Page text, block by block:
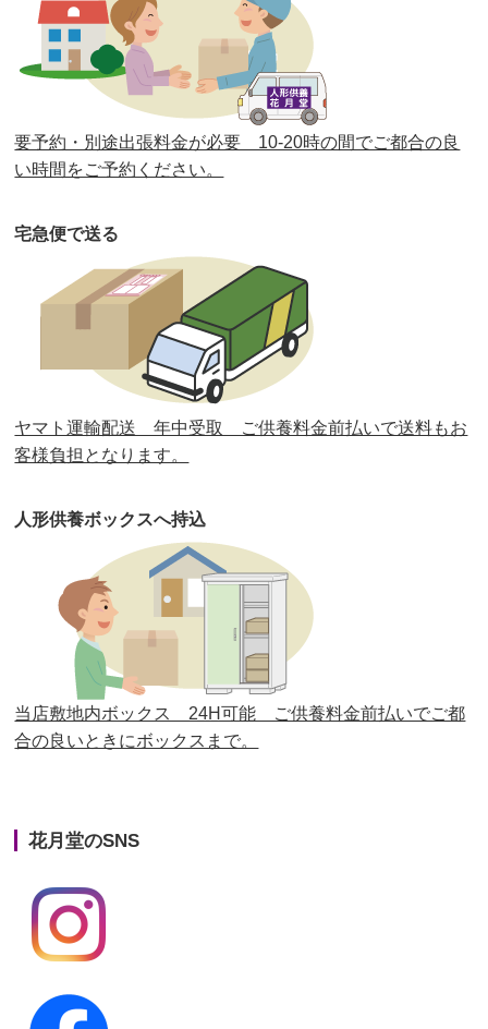
第38回人形供養祭 令和2年8月26日(水)
第37回人形供養祭 令和2年6月8日(月)
第36回人形供養祭 令和2年4月16日(木)
第35回人形供養祭令和2年2月13日(木)
第33回人形供養祭
第32回人形供養祭 令和元年6月12日(水)
第31回人形供養祭 平成31年3月13日(水)
第30回人形供養祭平成30年11月28日(水)
第29回人形供養祭平成30年5月23日(水)
第27回人形供養祭平成29年6月14日(水)
第26回人形供養祭平成28年12月15日(木)
第25回人形供養祭 平成28年6月16日(木)
第24回人形供養祭 平成27年11月27日
第23回人形供養祭平成26年12月5日
第22回人形供養祭平成26年4月28日
第20回人形供養祭
第19回人形供養祭
第18回人形供養祭
要予約・別途出張料金が必要 10-20時の間でご都合の良
い時間をご予約ください。
宅急便で送る
ヤマト運輸配送 年中受取 ご供養料金前払いで送料もお
客様負担となります。
人形供養ボックスへ持込
当店敷地内ボックス 24H可能 ご供養料金前払いでご都
合の良いときにボックスまで。
花月堂のSNS